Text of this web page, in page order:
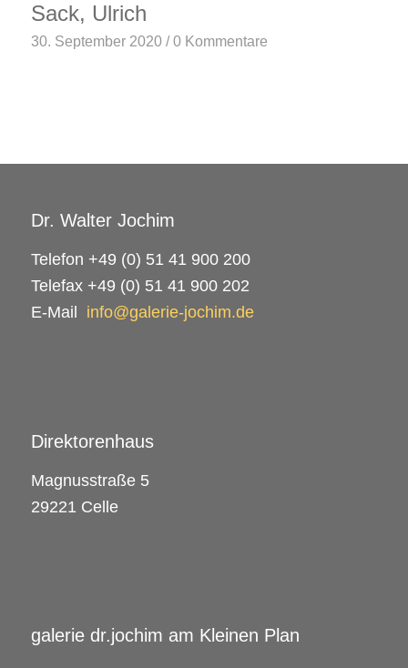
Sack, Ulrich
30. September 2020 / 0 Kommentare
Dr. Walter Jochim
Telefon +49 (0) 51 41 900 200
Telefax +49 (0) 51 41 900 202
E-Mail info@galerie-jochim.de
Direktorenhaus
Magnusstraße 5
29221 Celle
galerie dr.jochim am Kleinen Plan